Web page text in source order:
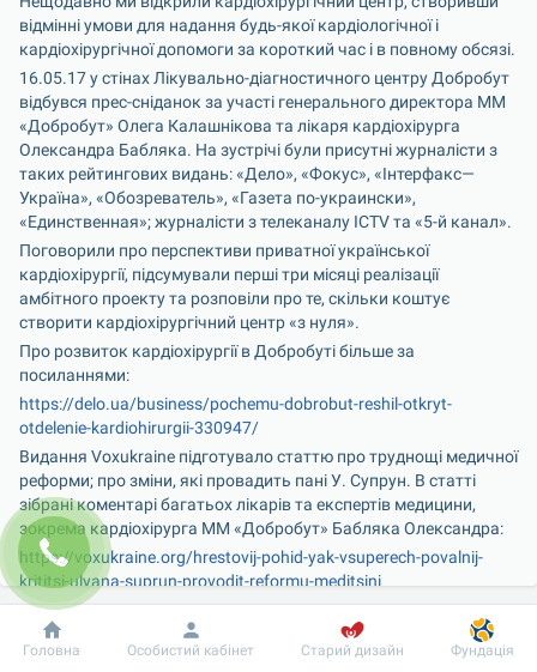
відмінні умови для надання будь-якої кардіологічної і
кардіохірургічної допомоги за короткий час і в повному обсязі.
16.05.17 у стінах Лікувально-діагностичного центру Добробут
відбувся прес-сніданок за участі генерального директора ММ
«Добробут» Олега Калашнікова та лікаря кардіохірурга
Олександра Бабляка. На зустрічі були присутні журналісти з
таких рейтингових видань: «Дело», «Фокус», «Інтерфакс—
Україна», «Обозреватель», «Газета по-украински»,
«Единственная»; журналісти з телеканалу ICTV та «5-й канал».
Поговорили про перспективи приватної української
кардіохірургії, підсумували перші три місяці реалізації
амбітного проекту та розповіли про те, скільки коштує
створити кардіохірургічний центр «з нуля».
Про розвиток кардіохірургії в Добробуті більше за
посиланнями:
https://delo.ua/business/pochemu-dobrobut-reshil-otkryt-
otdelenie-kardiohirurgii-330947/
Видання Voxukraine підготувало статтю про труднощі медичної
реформи; про зміни, які провадить пані У. Супрун. В статті
зібрані коментарі багатьох лікарів та експертів медицини,
зокрема кардіохірурга ММ «Добробут» Бабляка Олександра:
https://voxukraine.org/hrestovij-pohid-yak-vsuperech-povalnij-
krititsi-ulyana-suprun-provodit-reformu-meditsini
Наші переваги
Добробут Інформація Пацієнту
Головна Особистий кабінет Старий дизайн Фундація